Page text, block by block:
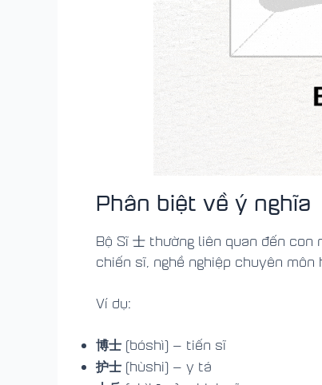
Phân biệt về ý nghĩa
Bộ Sĩ 士 thường liên quan đến
chiến sĩ, nghề nghiệp chuyên môn
Ví dụ:
博士 (bóshì) — tiến sĩ
护士 (hùshi) — y tá